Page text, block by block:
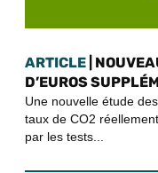
ARTICLE |
D’EUROS
Une nouvelle étude
taux de CO2
par les tests...